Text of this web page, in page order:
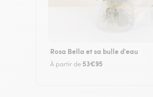
Rosa Bella et sa bulle d'eau
À partir de 53€95